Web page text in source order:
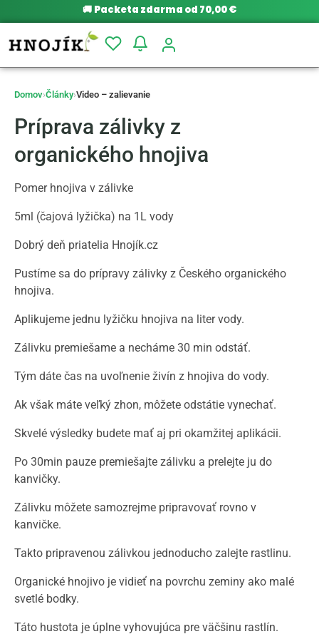
🚚 Packeta zdarma od 70,00 €
Domov›Články›Video – zalievanie
Príprava zálivky z
organického hnojiva
Pomer hnojiva v zálivke
5ml (čajová lyžička) na 1L vody
Dobrý deň priatelia Hnojík.cz
Pustíme sa do prípravy zálivky z Českého organického
hnojiva.
Aplikujeme jednu lyžičku hnojiva na liter vody.
Zálivku premiešame a necháme 30 min odstáť.
Tým dáte čas na uvoľnenie živín z hnojiva do vody.
Ak však máte veľký zhon, môžete odstátie vynechať.
Skvelé výsledky budete mať aj pri okamžitej aplikácii.
Po 30min pauze premiešajte zálivku a prelejte ju do
kanvičky.
Zálivku môžete samozrejme pripravovať rovno v
kanvičke.
Takto pripravenou zálivkou jednoducho zalejte rastlinu.
Organické hnojivo je vidieť na povrchu zeminy ako malé
svetlé bodky.
Táto hustota je úplne vyhovujúca pre väčšinu rastlín.